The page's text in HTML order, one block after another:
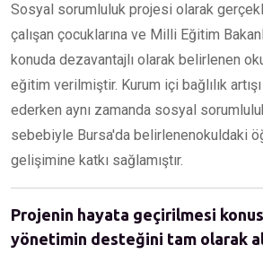
Sosyal sorumluluk projesi olarak
çalışan çocuklarına ve Milli Eğitim
konuda dezavantajlı olarak belirlenen
eğitim verilmiştir. Kurum içi bağlılık
ederken aynı zamanda sosyal
sebebiyle Bursa'da belirlenenokuldaki
gelişimine katkı sağlamıştır.
Projenin hayata geçirilmesi
yönetimin desteğini tam olarak